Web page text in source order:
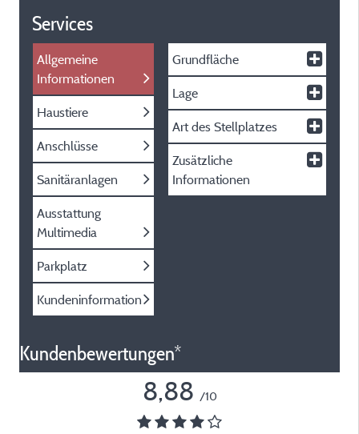
Services
Allgemeine
Informationen
Haustiere
Anschlüsse
Sanitäranlagen
Ausstattung
Multimedia
Parkplatz
Kundeninformation
Grundfläche
Lage
Art des Stellplatzes
Zusätzliche
Informationen
Kundenbewertungen*
8,88 /10